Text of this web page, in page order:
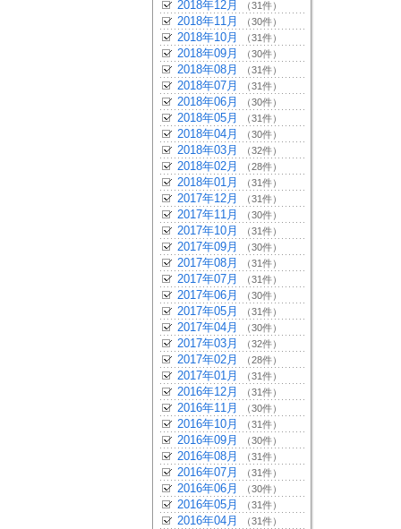
2018年12月 （31件）
2018年11月 （30件）
2018年10月 （31件）
2018年09月 （30件）
2018年08月 （31件）
2018年07月 （31件）
2018年06月 （30件）
2018年05月 （31件）
2018年04月 （30件）
2018年03月 （32件）
2018年02月 （28件）
2018年01月 （31件）
2017年12月 （31件）
2017年11月 （30件）
2017年10月 （31件）
2017年09月 （30件）
2017年08月 （31件）
2017年07月 （31件）
2017年06月 （30件）
2017年05月 （31件）
2017年04月 （30件）
2017年03月 （32件）
2017年02月 （28件）
2017年01月 （31件）
2016年12月 （31件）
2016年11月 （30件）
2016年10月 （31件）
2016年09月 （30件）
2016年08月 （31件）
2016年07月 （31件）
2016年06月 （30件）
2016年05月 （31件）
2016年04月 （31件）